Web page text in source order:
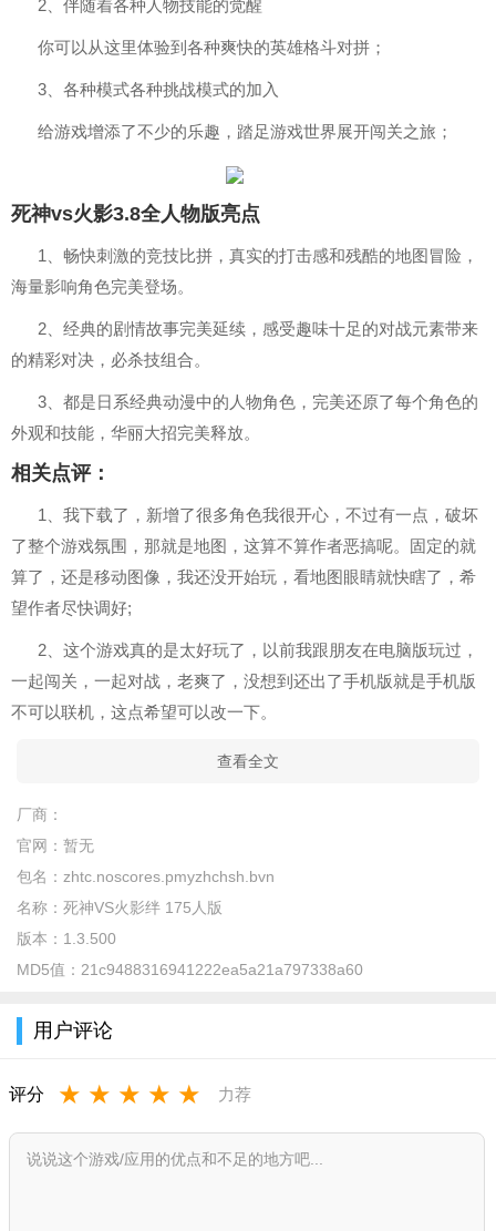
2、伴随着各种人物技能的觉醒
你可以从这里体验到各种爽快的英雄格斗对拼；
3、各种模式各种挑战模式的加入
给游戏增添了不少的乐趣，踏足游戏世界展开闯关之旅；
死神vs火影3.8全人物版亮点
1、畅快刺激的竞技比拼，真实的打击感和残酷的地图冒险，
海量影响角色完美登场。
2、经典的剧情故事完美延续，感受趣味十足的对战元素带来
的精彩对决，必杀技组合。
3、都是日系经典动漫中的人物角色，完美还原了每个角色的
外观和技能，华丽大招完美释放。
相关点评：
1、我下载了，新增了很多角色我很开心，不过有一点，破坏
了整个游戏氛围，那就是地图，这算不算作者恶搞呢。固定的就
算了，还是移动图像，我还没开始玩，看地图眼睛就快瞎了，希
望作者尽快调好;
2、这个游戏真的是太好玩了，以前我跟朋友在电脑版玩过，
一起闯关，一起对战，老爽了，没想到还出了手机版就是手机版
不可以联机，这点希望可以改一下。
查看全文
厂商：
官网： 暂无
包名： zhtc.noscores.pmyzhchsh.bvn
名称： 死神VS火影绊 175人版
版本： 1.3.500
MD5值： 21c9488316941222ea5a21a797338a60
用户评论
评分 ★ ★ ★ ★ ★ 力荐